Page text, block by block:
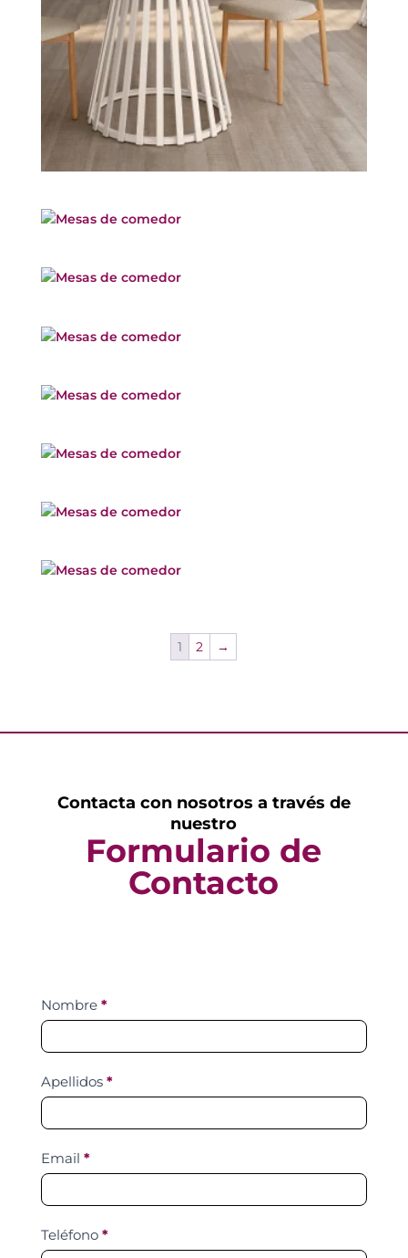
1 2 →
Contacta con nosotros a través de
nuestro
Formulario de
Contacto
Contact
Us
Nombre *
Apellidos *
Email *
Teléfono *